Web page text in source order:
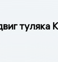
туляка